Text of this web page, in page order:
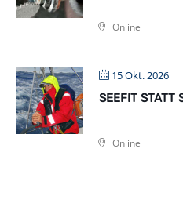
Online
15 Okt. 2026
SEEFIT STATT
Online